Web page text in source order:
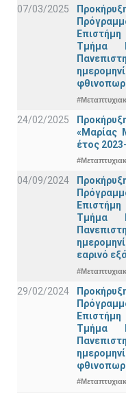
07/03/2025
Τμήμα
24/02/2025
«Μαρίας
έτος
04/09/2024
Τμήμα
εαρινό
29/02/2024
Τμήμα